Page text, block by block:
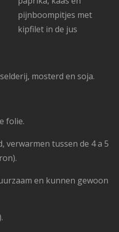
pijnboompitjes met
kipfilet in de jus
mosterd en soja.
folie.
verwarmen tussen de 4 a 5
en kunnen gewoon